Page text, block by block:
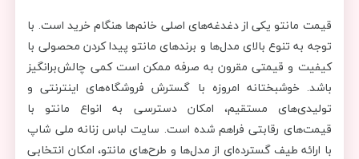
قیمت مانتو یکی از دغدغه‌های اصلی خانم‌ها هنگام خرید است. با
توجه به تنوع بالای مدل‌ها و برندهای مانتو پیدا کردن محصولی با
کیفیت و قیمتی مقرون به صرفه ممکن است کمی چالش‌برانگیز
باشد. خوشبختانه امروزه با گسترش فروشگاه‌های اینترنتی و
تولیدی‌های مستقیم، امکان دسترسی به انواع مانتو با
قیمت‌های رقابتی فراهم شده است. سایت لباس زنانه ملی شاپ
با ارائه طیف گسترده‌ای از مدل‌ها و طرح‌های مانتو، امکان انتخابی